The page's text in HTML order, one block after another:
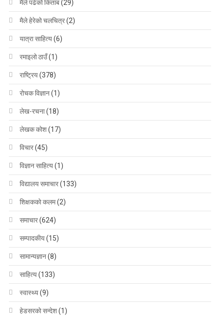
मैले पढेको किताब(29)
मैले हेरेको चलचित्र(2)
यात्रा साहित्य(6)
रमाइलो ठाउँ(1)
राष्ट्रिय(378)
रोचक विज्ञान(1)
लेख-रचना(18)
लेखक कोश(17)
विचार(45)
विज्ञान साहित्य(1)
विद्यालय समाचार(133)
शिक्षककाे कलम(2)
समाचार(624)
सम्पादकीय(15)
सामान्यज्ञान(8)
साहित्य(133)
स्वास्थ्य(9)
हेडसरकाे सन्देश(1)